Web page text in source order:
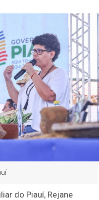
do Piauí, Rejane